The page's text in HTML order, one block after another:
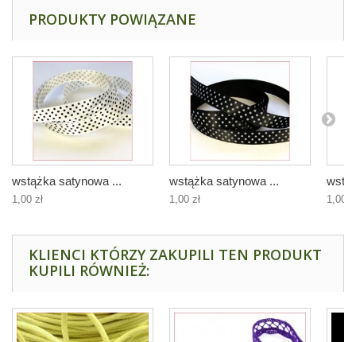
PRODUKTY POWIĄZANE
wstążka satynowa ...
1,00 zł
wstążka satynowa ...
1,00 zł 1,00
KLIENCI KTÓRZY ZAKUPILI TEN PRODUKT
KUPILI RÓWNIEŻ: